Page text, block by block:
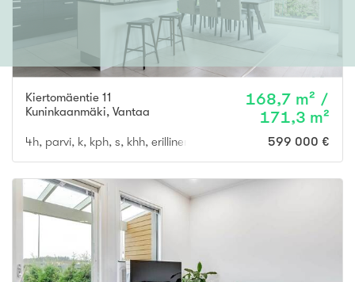
Kiertomäentie 11
Kuninkaanmäki, Vantaa
168,7 m² /
171,3 m²
4h, parvi, k, kph, s, khh, erillinen wc x 2 599 000 €